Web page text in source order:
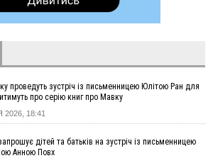
за пів року трапилось понад 100 ДТП через
Київ та область: 14 загиблих,
і пожежі (фото, відео)
ворог уже був у нашій траншеї»:
на псевдо «Француз»
у кількох групах крові: прикарпатців
проведуть зустріч із письменницею Юлітою Ран для
про серію книг про Мавку
2026, 18:41
дітей та батьків на зустріч із письменницею
Анною Повх